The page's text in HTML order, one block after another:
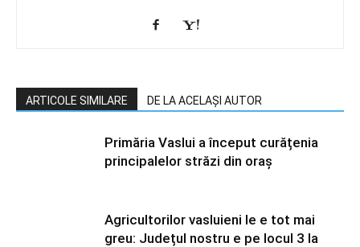
ARTICOLE SIMILARE DE LA ACELAȘI AUTOR
Primăria Vaslui a început curățenia
principalelor străzi din oraș
Agricultorilor vasluieni le e tot mai
greu: Județul nostru e pe locul 3 la